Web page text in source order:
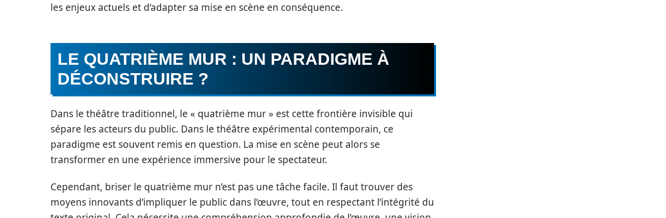
les enjeux actuels et d’adapter sa mise en scène en conséquence.
LE QUATRIÈME MUR : UN PARADIGME À
DÉCONSTRUIRE ?
Dans le théâtre traditionnel, le « quatrième mur » est cette frontière invisible qui
sépare les acteurs du public. Dans le théâtre expérimental contemporain, ce
paradigme est souvent remis en question. La mise en scène peut alors se
transformer en une expérience immersive pour le spectateur.
Cependant, briser le quatrième mur n’est pas une tâche facile. Il faut trouver des
moyens innovants d’impliquer le public dans l’œuvre, tout en respectant l’intégrité du